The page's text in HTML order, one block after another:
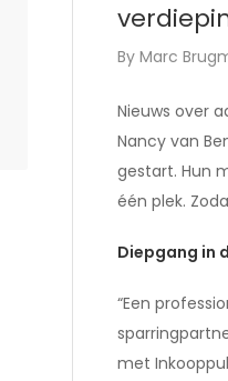
By Marc
Nieuws over
Nancy van
gestart. Hun
één plek.
Diepgang in
“Een
met